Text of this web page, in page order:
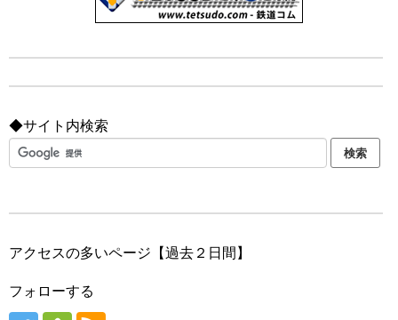
◆サイト内検索
アクセスの多いページ【過去２日間】
フォローする